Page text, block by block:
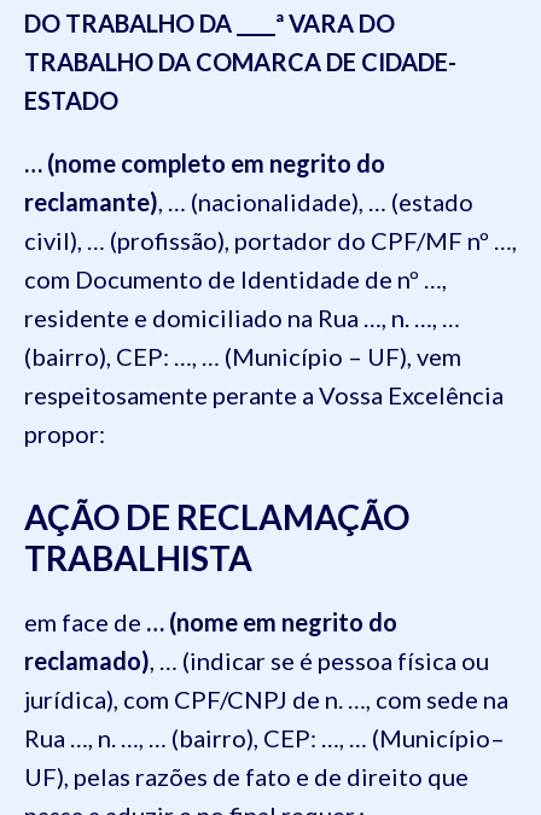
DO TRABALHO DA ____ª VARA DO
TRABALHO DA COMARCA DE CIDADE-
ESTADO
… (nome completo em negrito do
reclamante), … (nacionalidade), … (estado
civil), … (profissão), portador do CPF/MF nº …,
com Documento de Identidade de nº …,
residente e domiciliado na Rua …, n. …, …
(bairro), CEP: …, … (Município – UF), vem
respeitosamente perante a Vossa Excelência
propor:
AÇÃO DE RECLAMAÇÃO
TRABALHISTA
em face de … (nome em negrito do
reclamado), … (indicar se é pessoa física ou
jurídica), com CPF/CNPJ de n. …, com sede na
Rua …, n. …, … (bairro), CEP: …, … (Município–
UF), pelas razões de fato e de direito que